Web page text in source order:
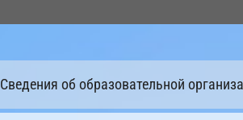
Сведения об образовательной